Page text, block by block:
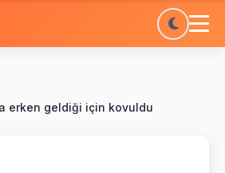
erken geldiği için kovuldu